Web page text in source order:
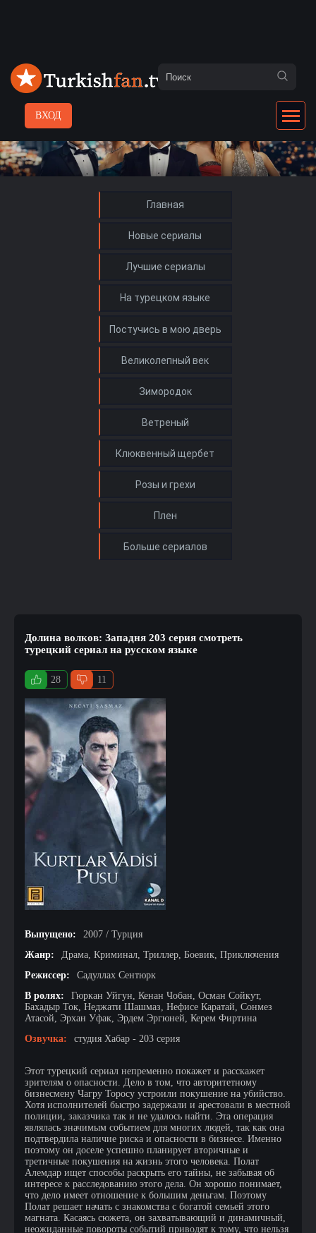
ВХОД
Главная
Новые сериалы
Лучшие сериалы
На турецком языке
Долина волков: Западня 203 серия смотреть
турецкий сериал на русском языке
28 11
Выпущено:
2007 / Турция
Жанр:
Драма, Криминал, Триллер, Боевик, Приключения
Режиссер:
Садуллах Сентюрк
В ролях:
Гюркан Уйгун, Кенан Чобан, Осман Сойкут,
Бахадыр Ток, Неджати Шашмаз, Нефисе Каратай, Сонмез
Атасой, Эрхан Уфак, Эрдем Эргюней, Керем Фиртина
Озвучка:
студия Хабар - 203 серия
Этот турецкий сериал непременно покажет и расскажет
зрителям о опасности. Дело в том, что авторитетному
бизнесмену Чагру Торосу устроили покушение на убийство.
Хотя исполнителей быстро задержали и арестовали в местной
полиции, заказчика так и не удалось найти. Эта операция
являлась значимым событием для многих людей, так как она
подтвердила наличие риска и опасности в бизнесе. Именно
поэтому он доселе успешно планирует вторичные и
третичные покушения на жизнь этого человека. Полат
Алемдар ищет способы раскрыть его тайны, не забывая об
интересе к расследованию этого дела. Он хорошо понимает,
что дело имеет отношение к большим деньгам. Поэтому
Полат решает начать с знакомства с богатой семьей этого
магната. Касаясь сюжета, он захватывающий и динамичный,
неожиданные повороты событий приводят к тому, что нельзя